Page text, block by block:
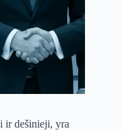
ir dešinieji, yra